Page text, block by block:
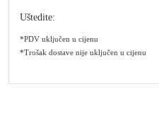
Uštedite:
*PDV uključen u cijenu
*Trošak dostave nije uključen u cijenu